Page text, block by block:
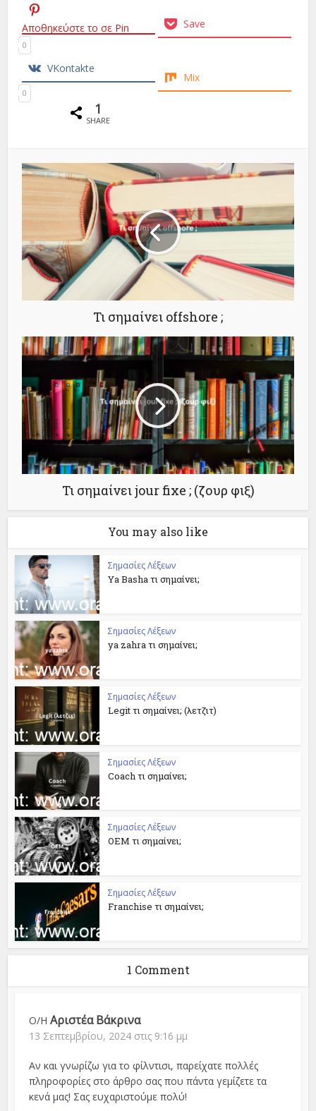
Αποθηκεύστε το σε Pin
0
Save
VKontakte
0
Mix
1
SHARE
Τι σημαίνει offshore ;
Τι σημαίνει jour fixe ; (ζουρ φιξ)
You may also like
Σημασίες Λέξεων
Ya Basha τι σημαίνει;
Σημασίες Λέξεων
ya zahra τι σημαίνει;
Σημασίες Λέξεων
Legit τι σημαίνει; (λετζιτ)
Σημασίες Λέξεων
Coach τι σημαίνει;
Σημασίες Λέξεων
OEM τι σημαίνει;
Σημασίες Λέξεων
Franchise τι σημαίνει;
1 Comment
Ο/ΗΑριστέα Βάκρινα
13 Σεπτεμβρίου, 2024 στις 9:16 μμ
Αν και γνωρίζω για το φίλντισι, παρείχατε πολλές
πληροφορίες στο άρθρο σας που πάντα γεμίζετε τα
κενά μας! Σας ευχαριστούμε πολύ!